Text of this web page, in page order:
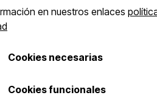
€
en nuestros enlaces
Cookies necesarias
Cookies funcionales